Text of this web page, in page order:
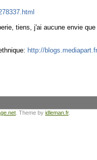
tiens, j'ai aucune envie
http://
. Theme by idleman.fr.